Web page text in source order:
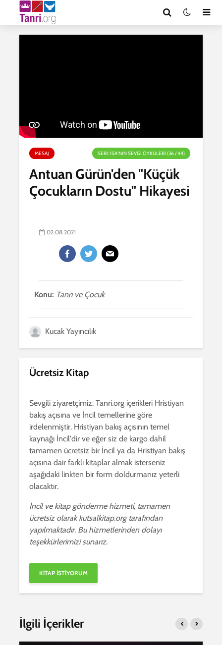
MESAJ SERI: İSA'NIN SEVGI ÖYKÜLERI (36 / 44)
Antuan Gürün'den "Küçük
Çocukların Dostu" Hikayesi
02.08.2021
Konu: Tanrı ve Çocuk
Kucak Yayıncılık
Ücretsiz Kitap
Sevgili ziyaretçimiz. Tanri.org içerikleri Hristiyan
bakış açısına ve İncil temellerine göre
irdelenmiştir. Hristiyan bakış açısının temel
kaynağı İncil'dir ve eğer siz de kargo dahil
tamamen ücretsiz bir İncil ya da Hristiyan bakış
açısına dair farklı kitaplar almak isterseniz
aşağıdaki linkten bir form doldurmanız yeterli
olacaktır.
İncil ve kitap gönderme hizmeti, tamamen
ücretsiz olarak kutsalkitap.org tarafından
yapılmaktadır. Bu hizmetlerinden dolayı
teşekkürlerimizi sunarız.
İlgili İçerikler